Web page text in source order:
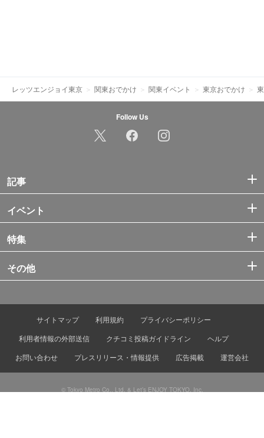
レッツエンジョイ東京 関東おでかけ 関東イベント 東京おでかけ
Follow Us
記事
イベント
特集
その他
サイトマップ 利用規約
プライバシーポリシー
利用者情報の外部送信
クチコミ投稿ガイドライン
ヘルプ
お問い合わせ
プレスリリース・情報提供 広告掲載 運営会社
© Tokyo Metro Co., Ltd. & Let’s ENJOY TOKYO, Inc.